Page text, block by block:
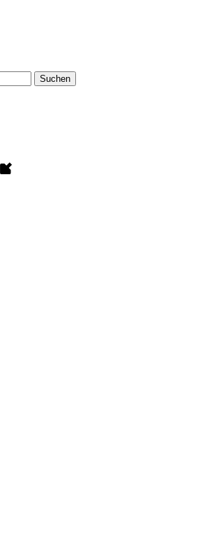
Suchen